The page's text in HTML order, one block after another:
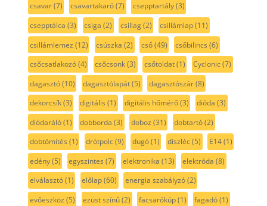
csavar(7) csavartakaró(7) csepptartály(3)
csepptálca (3) csiga (2) csillag(2) csillámlap(11)
csillámlemez (12) csúszka (2) cső(49) csőbilincs (6)
csőcsatlakozó(4) csőcsonk(3) csőtoldat(1) Cyclonic(7)
dagasztó(10) dagasztólapát(5) dagasztószár(8)
dekorcsík(3) digitális (1) digitális hőmérő(3) dióda (3)
diódaráló(1) dobborda (3) doboz (31) dobtartó(2)
dobtömítés (1) drótpolc(9) dugó(1) díszléc(5) E14(1)
edény(5) egyszintes (7) elektronika (13) elektróda (8)
elválasztó(1) előlap(60) energia szabályzó(2)
evőeszköz (5) ezüst színű(2) facsarókúp(1) fagadó(1)